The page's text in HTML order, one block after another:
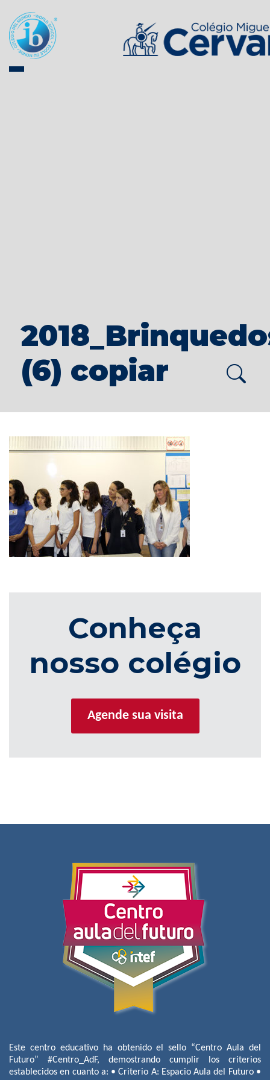
(6) copiar
Conheça
nosso colégio
Agende sua visita
Este centro educativo ha obtenido el sello “Centro Aula del
Futuro” #Centro_AdF, demostrando cumplir los criterios
establecidos en cuanto a: • Criterio A: Espacio Aula del Futuro •